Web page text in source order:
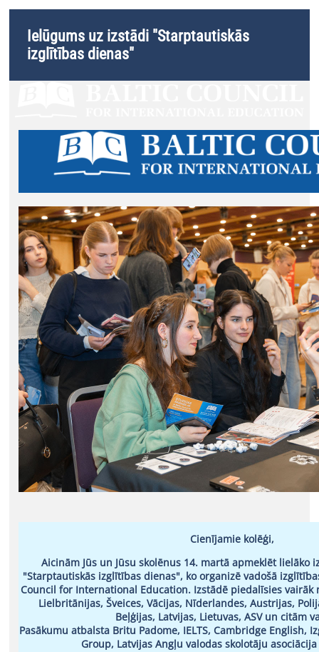
Ielūgums uz izstādi "Starptautiskās
izglītības dienas"
Cienījamie kolēģi,
Aicinām Jūs un Jūsu skolēnus 14. martā apmeklēt lielāko
"Starptautiskās izglītības dienas", ko organizē vadošā
Council for International Education. Izstādē piedalīsies vairāk
Lielbritānijas, Šveices, Vācijas, Nīderlandes, Austrijas,
Beļģijas, Latvijas, Lietuvas, ASV un citām
Pasākumu atbalsta Britu Padome, IELTS, Cambridge English,
Group, Latvijas Angļu valodas skolotāju asociācija